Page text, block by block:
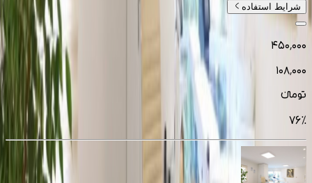
شرایط استفاده
۴۵۰٬۰۰۰
۱۰۸٬۰۰۰
تومانءء
76%